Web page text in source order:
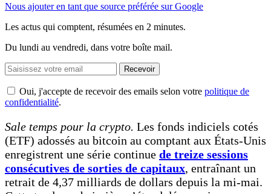
Nous ajouter en tant que source préférée sur Google
Les actus qui comptent, résumées en 2 minutes.
Du lundi au vendredi, dans votre boîte mail.
Recevoir
Oui, j'accepte de recevoir des emails selon votre politique de
confidentialité.
Sale temps pour la crypto. Les fonds indiciels cotés
(ETF) adossés au bitcoin au comptant aux États-Unis
enregistrent une série continue de treize sessions
consécutives de sorties de capitaux, entraînant un
retrait de 4,37 milliards de dollars depuis la mi-mai.